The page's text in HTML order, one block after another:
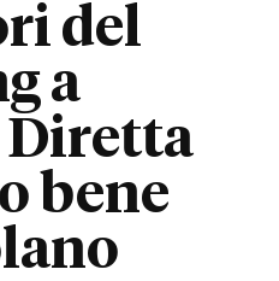
del
a
Diretta
bene